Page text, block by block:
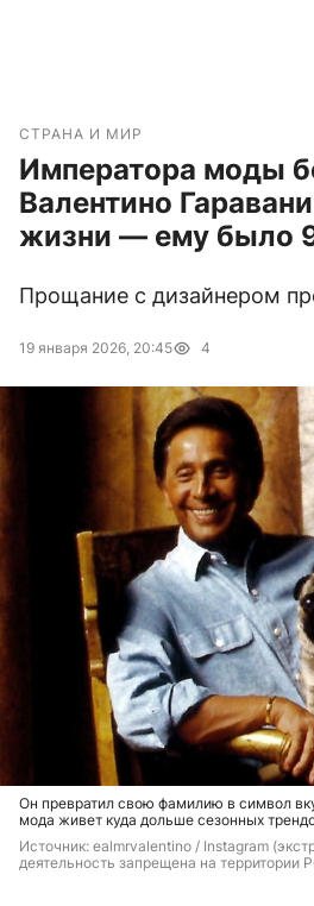
СТРАНА И МИР
Императора моды
Валентино
жизни — ему было
Прощание с дизайнером
19 января 2026, 20:45 4
Он превратил свою фамилию в символ
мода живет куда дольше сезонных
Источник: ealmrvalentino / Instagram
деятельность запрещена на территории